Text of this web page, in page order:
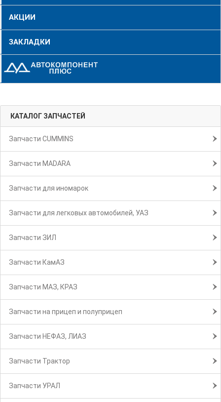
АКЦИИ
ЗАКЛАДКИ
КАТАЛОГ ЗАПЧАСТЕЙ
Запчасти CUMMINS
Запчасти MADARA
Запчасти для иномарок
Запчасти для легковых автомобилей, УАЗ
Запчасти ЗИЛ
Запчасти КамАЗ
Запчасти МАЗ, КРАЗ
Запчасти на прицеп и полуприцеп
Запчасти НЕФАЗ, ЛИАЗ
Запчасти Трактор
Запчасти УРАЛ